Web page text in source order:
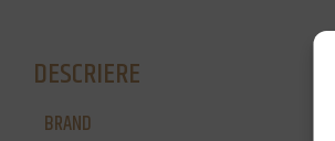
DESCRIERE
BRAND